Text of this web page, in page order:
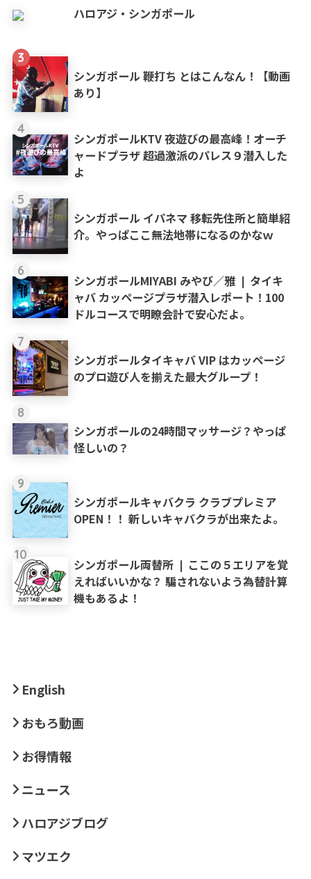
ハロアジ・シンガポール
3
シンガポール 鞭打ち とはこんなん！【動画
あり】
4
シンガポールKTV 夜遊びの最高峰！オーチ
ャードプラザ 超過激派のパレス９潜入した
よ
5
シンガポール イパネマ 移転先住所と簡単紹
介。やっぱここ無法地帯になるのかなｗ
6
シンガポールMIYABI みやび／雅 ❘ タイキ
ャバ カッページプラザ潜入レポート！100
ドルコースで明瞭会計で安心だよ。
7
シンガポールタイキャバ VIP はカッページ
のプロ遊び人を揃えた最大グループ！
8
シンガポールの24時間マッサージ？やっぱ
怪しいの？
9
シンガポールキャバクラ クラブプレミア
OPEN！！ 新しいキャバクラが出来たよ。
10
シンガポール両替所 ❘ ここの５エリアを覚
えればいいかな？ 騙されないよう為替計算
機もあるよ！
English
おもろ動画
お得情報
ニュース
ハロアジブログ
マツエク